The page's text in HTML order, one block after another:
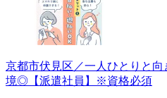
京都市伏見区／一人ひとりと
境◎【派遣社員】※資格必須